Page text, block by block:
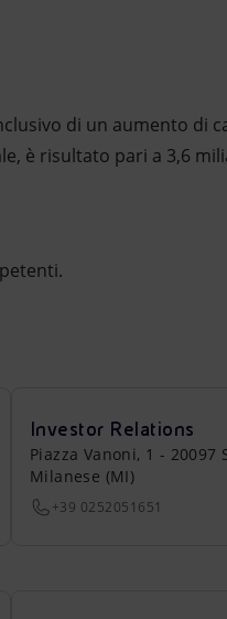
di un aumento di
è risultato pari a 3,6
Investor Relations
Piazza Vanoni, 1 - 20097
Milanese (MI)
+39 0252051651